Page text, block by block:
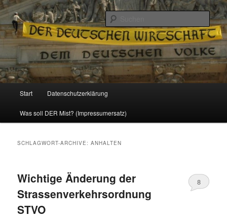
Reizzentrum
Politik, Wirtschaft, Soziales und Gesellschaft
Zum
Inhalt
Zum
sekundären
Start Datenschutzerklärung
Was soll DER Mist? (Impressumersatz)
SCHLAGWORT-ARCHIVE:ANHALTEN
Wichtige Änderung der
Strassenverkehrsordnung
STVO
8